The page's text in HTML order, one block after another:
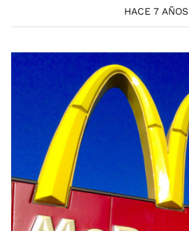
HACE 7 AÑOS